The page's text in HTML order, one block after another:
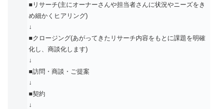
■リサーチ(主にオーナーさんや担当者さんに状況やニーズをき
め細かくヒアリング)
↓
■クロージング(あがってきたリサーチ内容をもとに課題を明確
化し、商談化します)
↓
■訪問・商談・ご提案
↓
■契約
↓